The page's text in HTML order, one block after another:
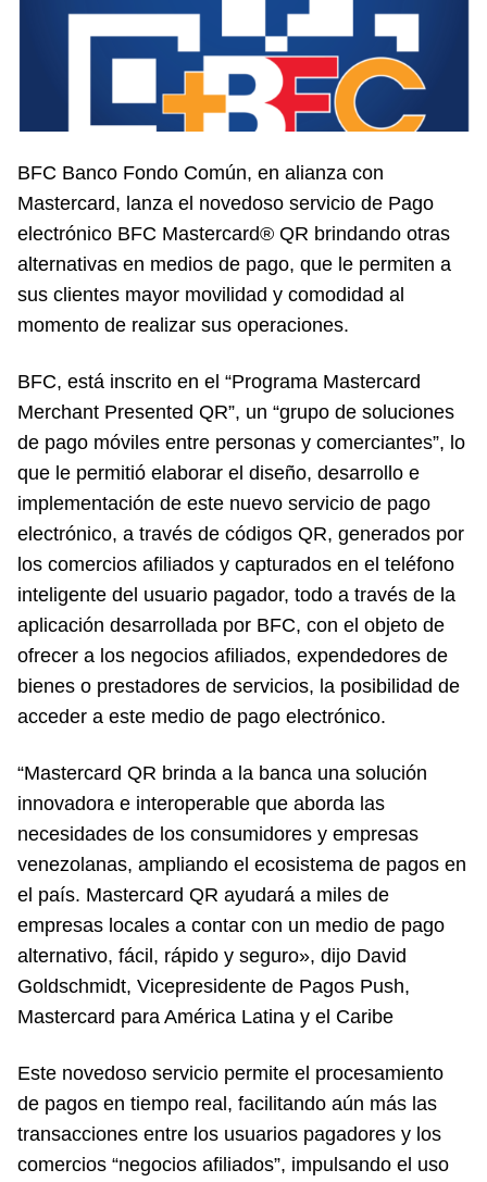
BFC Banco Fondo Común, en alianza con
Mastercard, lanza el novedoso servicio de Pago
electrónico BFC Mastercard® QR brindando otras
alternativas en medios de pago, que le permiten a
sus clientes mayor movilidad y comodidad al
momento de realizar sus operaciones.
BFC, está inscrito en el “Programa Mastercard
Merchant Presented QR”, un “grupo de soluciones
de pago móviles entre personas y comerciantes”, lo
que le permitió elaborar el diseño, desarrollo e
implementación de este nuevo servicio de pago
electrónico, a través de códigos QR, generados por
los comercios afiliados y capturados en el teléfono
inteligente del usuario pagador, todo a través de la
aplicación desarrollada por BFC, con el objeto de
ofrecer a los negocios afiliados, expendedores de
bienes o prestadores de servicios, la posibilidad de
acceder a este medio de pago electrónico.
“Mastercard QR brinda a la banca una solución
innovadora e interoperable que aborda las
necesidades de los consumidores y empresas
venezolanas, ampliando el ecosistema de pagos en
el país. Mastercard QR ayudará a miles de
empresas locales a contar con un medio de pago
alternativo, fácil, rápido y seguro», dijo David
Goldschmidt, Vicepresidente de Pagos Push,
Mastercard para América Latina y el Caribe
Este novedoso servicio permite el procesamiento
de pagos en tiempo real, facilitando aún más las
transacciones entre los usuarios pagadores y los
comercios “negocios afiliados”, impulsando el uso